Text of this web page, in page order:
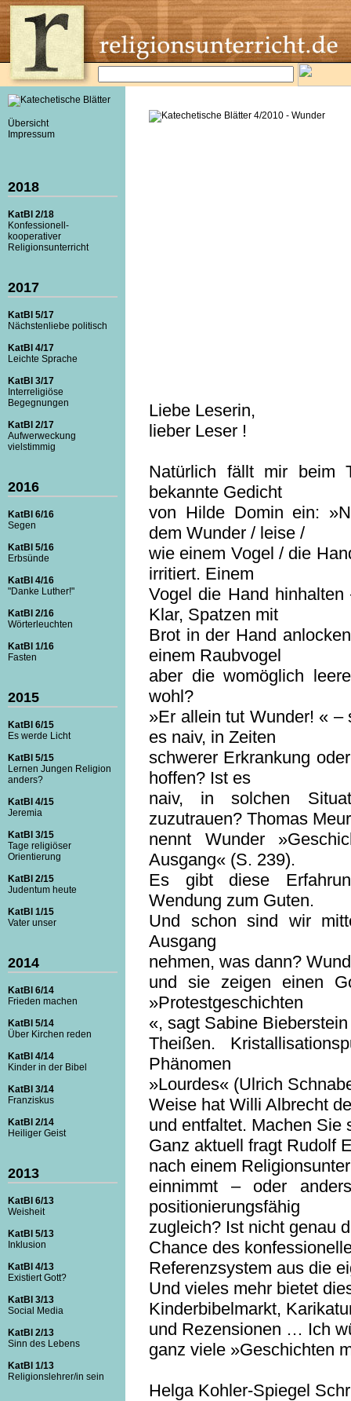
Übersicht
Impressum
2018
KatBl 2/18
Konfessionell-
kooperativer
Religionsunterricht
2017
KatBl 5/17
Nächstenliebe politisch
KatBl 4/17
Leichte Sprache
KatBl 3/17
Interreligiöse
Begegnungen
KatBl 2/17
Aufwerweckung
vielstimmig
2016
KatBl 6/16
Segen
KatBl 5/16
Erbsünde
KatBl 4/16
"Danke Luther!"
KatBl 2/16
Wörterleuchten
KatBl 1/16
Fasten
2015
KatBl 6/15
Es werde Licht
KatBl 5/15
Lernen Jungen Religion
anders?
KatBl 4/15
Jeremia
KatBl 3/15
Tage religiöser
Orientierung
KatBl 2/15
Judentum heute
KatBl 1/15
Vater unser
2014
KatBl 6/14
Frieden machen
KatBl 5/14
Über Kirchen reden
KatBl 4/14
Kinder in der Bibel
KatBl 3/14
Franziskus
KatBl 2/14
Heiliger Geist
2013
KatBl 6/13
Weisheit
KatBl 5/13
Inklusion
KatBl 4/13
Existiert Gott?
KatBl 3/13
Social Media
KatBl 2/13
Sinn des Lebens
KatBl 1/13
Religionslehrer/in sein
Liebe Leserin,
lieber Leser !
Natürlich fällt mir beim
bekannte Gedicht
von Hilde Domin ein:
dem Wunder / leise /
wie einem Vogel / die
irritiert. Einem
Vogel die Hand
Klar, Spatzen mit
Brot in der Hand
einem Raubvogel
aber die womöglich
wohl?
»Er allein tut Wunder! «
es naiv, in Zeiten
schwerer Erkrankung
hoffen? Ist es
naiv, in solchen
zuzutrauen? Thomas
nennt Wunder
Ausgang« (S. 239).
Es gibt diese
Wendung zum Guten.
Und schon sind wir
Ausgang
nehmen, was dann?
und sie zeigen einen
»Protestgeschichten
«, sagt Sabine
Theißen.
Phänomen
»Lourdes« (Ulrich
Weise hat Willi Albrecht
und entfaltet. Machen Sie
Ganz aktuell fragt Rudolf
nach einem
einnimmt – oder
positionierungsfähig
zugleich? Ist nicht genau
Chance des
Referenzsystem aus die
Und vieles mehr bietet
Kinderbibelmarkt,
und Rezensionen … Ich
ganz viele »Geschichten
Helga Kohler-Spiegel